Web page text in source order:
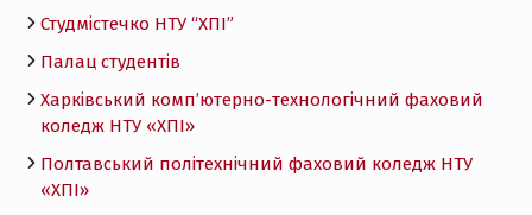
Студмістечко НТУ “ХПІ”
Палац студентів
Харківський комп’ютерно-технологічний фаховий
коледж НТУ «ХПI»
Полтавський політехнічний фаховий коледж НТУ
«ХПI»